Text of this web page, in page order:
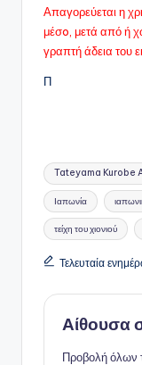
Απαγορεύεται η
μέσo, μετά από ή
γραπτή άδεια του
Π
Ετικέτες:
Tateyama Kurobe
Ιαπωνία
τείχη του χιονιού
Τελευταία
Αίθουσα
Προβολή όλων